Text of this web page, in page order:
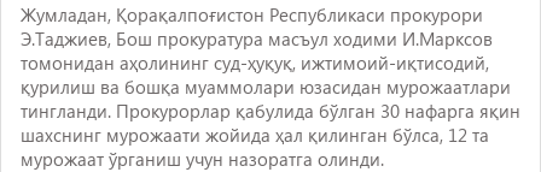
Жумладан, Қорақалпоғистон Республикаси прокурори
Э.Таджиев, Бош прокуратура масъул ходими И.Марксов
томонидан аҳолининг суд-ҳуқуқ, ижтимоий-иқтисодий,
қурилиш ва бошқа муаммолари юзасидан мурожаатлари
тингланди. Прокурорлар қабулида бўлган 30 нафарга яқин
шахснинг мурожаати жойида ҳал қилинган бўлса, 12 та
мурожаат ўрганиш учун назоратга олинди.